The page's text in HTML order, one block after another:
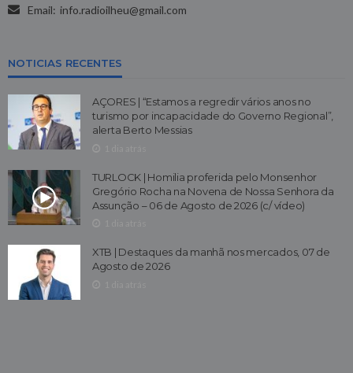
Email: info.radioilheu@gmail.com
NOTICIAS RECENTES
AÇORES | “Estamos a regredir vários anos no
turismo por incapacidade do Governo Regional”,
alerta Berto Messias
TURLOCK | Homilia proferida pelo Monsenhor
Gregório Rocha na Novena de Nossa Senhora da
Assunção – 06 de Agosto de 2026 (c/ vídeo)
XTB | Destaques da manhã nos mercados, 07 de
Agosto de 2026